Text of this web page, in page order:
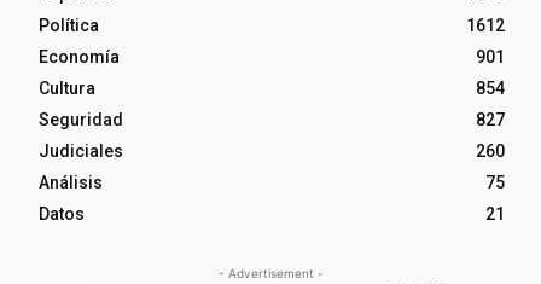
Política
1612
Economía
901
Cultura
854
Seguridad
827
Judiciales
260
Análisis
75
Datos
21
- Advertisement -